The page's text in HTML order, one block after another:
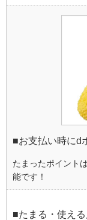
■お支払い時にd
たまったポイント
能です！
■たまる・使え